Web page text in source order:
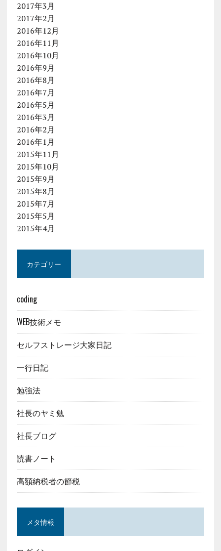
2017年3月
2017年2月
2016年12月
2016年11月
2016年10月
2016年9月
2016年8月
2016年7月
2016年5月
2016年3月
2016年2月
2016年1月
2015年11月
2015年10月
2015年9月
2015年8月
2015年7月
2015年5月
2015年4月
カテゴリー
coding
WEB技術メモ
セルフストレージ大家日記
一行日記
勉強法
社長のヤミ勉
社長ブログ
読書ノート
高額納税者の節税
メタ情報